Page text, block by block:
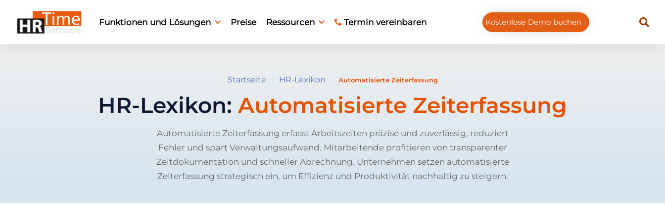
Funktionen und Lösungen Preise Ressourcen Termin vereinbaren Kostenlose Demo buchen
Startseite › HR-Lexikon › Automatisierte Zeiterfassung
HR-Lexikon: Automatisierte Zeiterfassung
Automatisierte Zeiterfassung erfasst Arbeitszeiten präzise und zuverlässig, reduziert
Fehler und spart Verwaltungsaufwand. Mitarbeitende profitieren von transparenter
Zeitdokumentation und schneller Abrechnung. Unternehmen setzen automatisierte
Zeiterfassung strategisch ein, um Effizienz und Produktivität nachhaltig zu steigern.